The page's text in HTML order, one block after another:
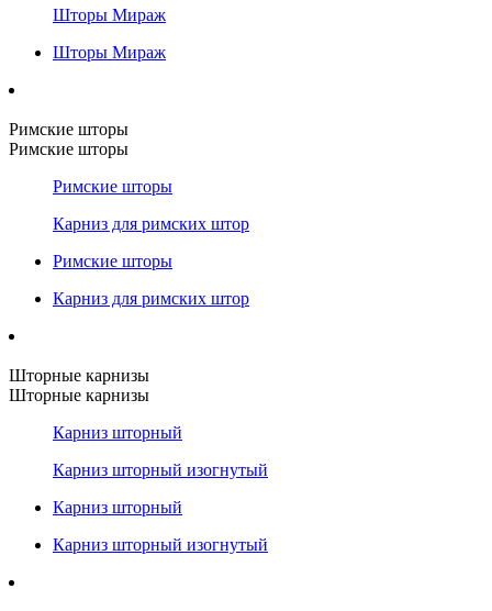
Шторы Мираж
Шторы Мираж
Римские шторы
Римские шторы
Римские шторы
Карниз для римских штор
Римские шторы
Карниз для римских штор
Шторные карнизы
Шторные карнизы
Карниз шторный
Карниз шторный изогнутый
Карниз шторный
Карниз шторный изогнутый